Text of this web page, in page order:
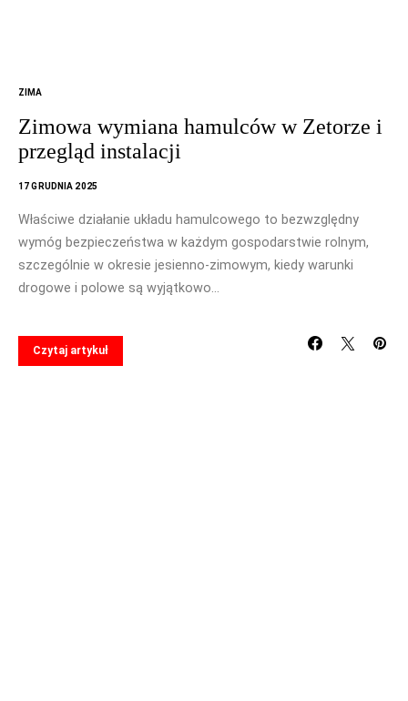
ZIMA
Zimowa wymiana hamulców w Zetorze i
przegląd instalacji
17 GRUDNIA 2025
Właściwe działanie układu hamulcowego to bezwzględny
wymóg bezpieczeństwa w każdym gospodarstwie rolnym,
szczególnie w okresie jesienno-zimowym, kiedy warunki
drogowe i polowe są wyjątkowo…
Czytaj artykuł